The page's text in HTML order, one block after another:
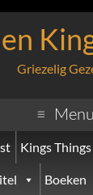
Griezelig
Menu
Kings Things
Boeken